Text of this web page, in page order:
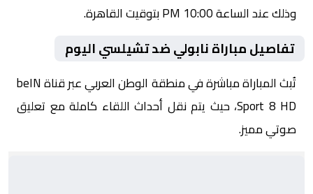
وذلك عند الساعة 10:00 PM بتوقيت القاهرة.
تفاصيل مباراة نابولي ضد تشيلسي اليوم
تُبث المباراة مباشرة في منطقة الوطن العربي عبر قناة beIN
Sport 8 HD، حيث يتم نقل أحداث اللقاء كاملة مع تعليق
صوتي مميز.